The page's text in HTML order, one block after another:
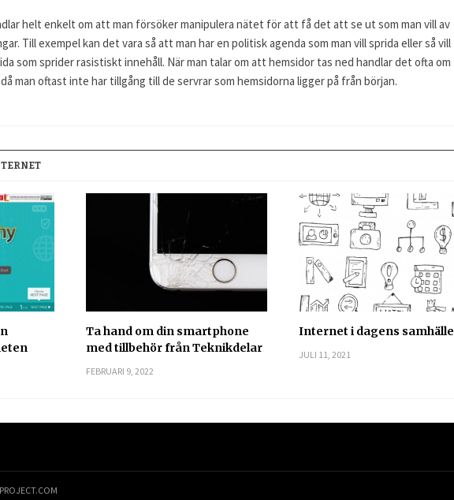
helt enkelt om att man försöker manipulera nätet för att få det att se ut som man vill av
Till exempel kan det vara så att man har en politisk agenda som man vill sprida eller så vill
som sprider rasistiskt innehåll. När man talar om att hemsidor tas ned handlar det ofta om
man oftast inte har tillgång till de servrar som hemsidorna ligger på från början.
Ta hand om din smartphone
med tillbehör från Teknikdelar
FEBRUARI 9, 2022
Internet i dagens samhälle
JULI 11, 2021